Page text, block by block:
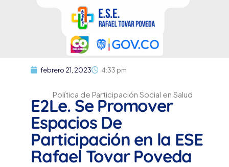
febrero 21, 2023 4:33 pm
Política de Participación Social en Salud
E2Le. Se Promover
Espacios De
Participación en la ESE
Rafael Tovar Poveda